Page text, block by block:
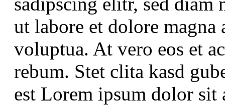
ut labore et dolore magna
voluptua. At vero eos et
rebum. Stet clita kasd
est Lorem ipsum dolor sit